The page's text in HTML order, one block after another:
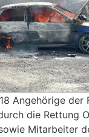
Angehörige der
die Rettung
Mitarbeiter